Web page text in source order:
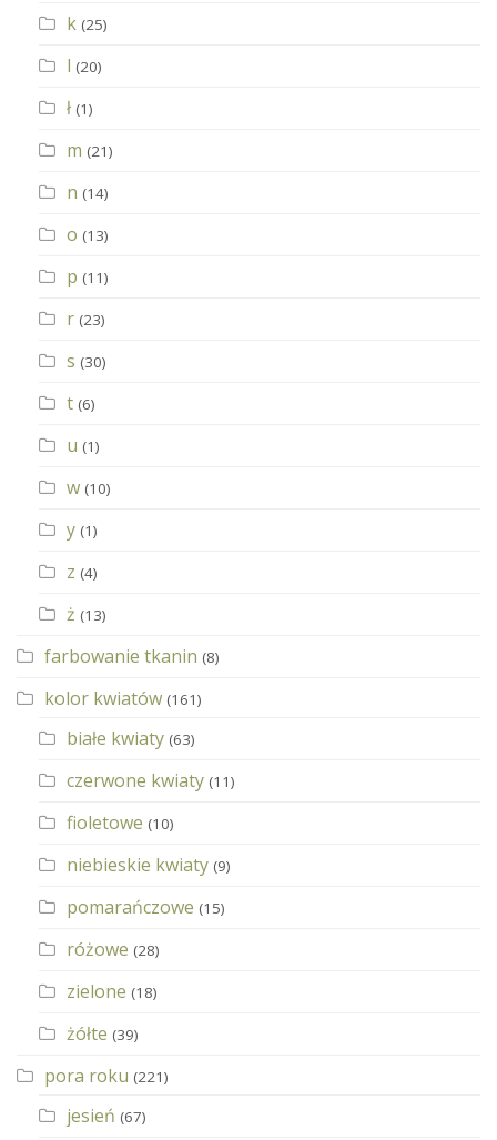
k (25)
l (20)
ł (1)
m (21)
n (14)
o (13)
p (11)
r (23)
s (30)
t (6)
u (1)
w (10)
y (1)
z (4)
ż (13)
farbowanie tkanin (8)
kolor kwiatów (161)
białe kwiaty (63)
czerwone kwiaty (11)
fioletowe (10)
niebieskie kwiaty (9)
pomarańczowe (15)
różowe (28)
zielone (18)
żółte (39)
pora roku (221)
jesień (67)